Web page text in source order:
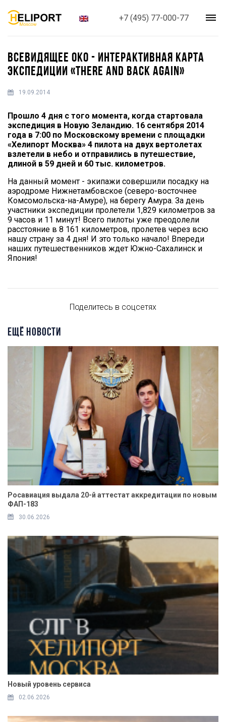
+7 (495) 77-000-77
ВСЕВИДЯЩЕЕ ОКО - ИНТЕРАКТИВНАЯ КАРТА
ЭКСПЕДИЦИИ «THERE AND BACK AGAIN»
19.09.2014
Прошло 4 дня с того момента, когда стартовала
экспедиция в Новую Зеландию. 16 сентября 2014
года в 7:00 по Московскому времени с площадки
«Хелипорт Москва» 4 пилота на двух вертолетах
взлетели в небо и отправились в путешествие,
длиной в 59 дней и 60 тыс. километров.
На данный момент - экипажи совершили посадку на
аэродроме Нижнетамбовское (северо-восточнее
Комсомольска-на-Амуре), на берегу Амура. За день
участники экспедиции пролетели 1,829 километров за
9 часов и 11 минут! Всего пилоты уже преодолели
расстояние в 8 161 километров, пролетев через всю
нашу страну за 4 дня! И это только начало! Впереди
наших путешественников ждет Южно-Сахалинск и
Япония!
Поделитесь в соцсетях
ЕЩЁ НОВОСТИ
Росавиация выдала 20-й аттестат аккредитации по новым
ФАП-183
30.06.2026
Новый уровень сервиса
02.06.2026